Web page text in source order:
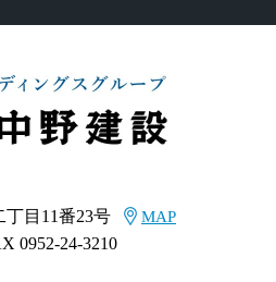
目11番23号
MAP
0952-24-3210